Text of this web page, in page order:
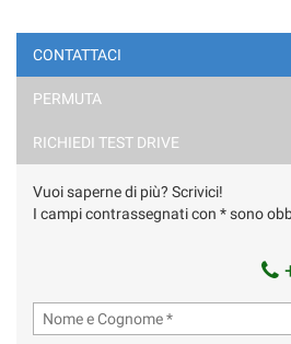
Ho letto e accetto
marketing
Invia la tua
CONTATTACI
PERMUTA
RICHIEDI TEST DRIVE
Vuoi saperne di più? Scrivici!
I campi contrassegnati con * sono